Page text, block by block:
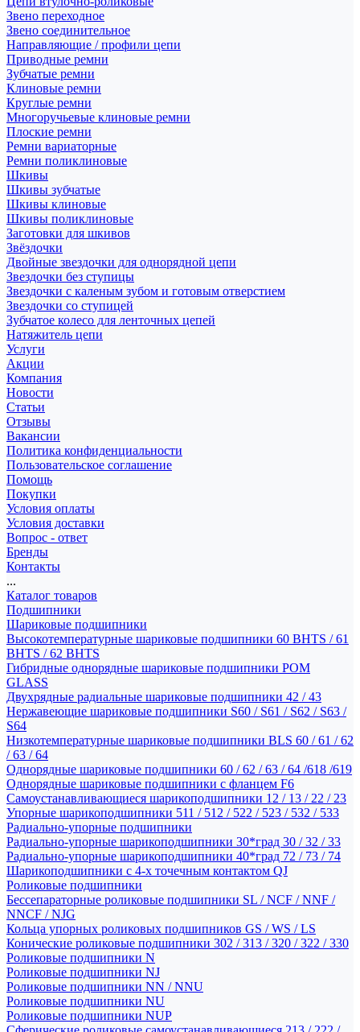
Звено переходное
Звено соединительное
Направляющие / профили цепи
Приводные ремни
Зубчатые ремни
Клиновые ремни
Круглые ремни
Многоручьевые клиновые ремни
Плоские ремни
Ремни вариаторные
Ремни поликлиновые
Шкивы
Шкивы зубчатые
Шкивы клиновые
Шкивы поликлиновые
Заготовки для шкивов
Звёздочки
Двойные звездочки для однорядной цепи
Звездочки без ступицы
Звездочки с каленым зубом и готовым отверстием
Звездочки со ступицей
Зубчатое колесо для ленточных цепей
Натяжитель цепи
Услуги
Акции
Компания
Новости
Статьи
Отзывы
Вакансии
Политика конфиденциальности
Пользовательское соглашение
Помощь
Покупки
Условия оплаты
Условия доставки
Вопрос - ответ
Бренды
Контакты
...
Каталог товаров
Подшипники
Шариковые подшипники
Высокотемпературные шариковые подшипники 60 BHTS / 61
BHTS / 62 BHTS
Гибридные однорядные шариковые подшипники POM
GLASS
Двухрядные радиальные шариковые подшипники 42 / 43
Нержавеющие шариковые подшипники S60 / S61 / S62 / S63 /
S64
Низкотемпературные шариковые подшипники BLS 60 / 61 / 62
/ 63 / 64
Однорядные шариковые подшипники 60 / 62 / 63 / 64 /618 /619
Однорядные шариковые подшипники с фланцем F6
Самоустанавливающиеся шарикоподшипники 12 / 13 / 22 / 23
Упорные шарикоподшипники 511 / 512 / 522 / 523 / 532 / 533
Радиально-упорные подшипники
Радиально-упорные шарикоподшипники 30*град 30 / 32 / 33
Радиально-упорные шарикоподшипники 40*град 72 / 73 / 74
Шарикоподшипники с 4-х точечным контактом QJ
Роликовые подшипники
Бессепараторные роликовые подшипники SL / NCF / NNF /
NNCF / NJG
Кольца упорных роликовых подшипников GS / WS / LS
Конические роликовые подшипники 302 / 313 / 320 / 322 / 330
Роликовые подшипники N
Роликовые подшипники NJ
Роликовые подшипники NN / NNU
Роликовые подшипники NU
Роликовые подшипники NUP